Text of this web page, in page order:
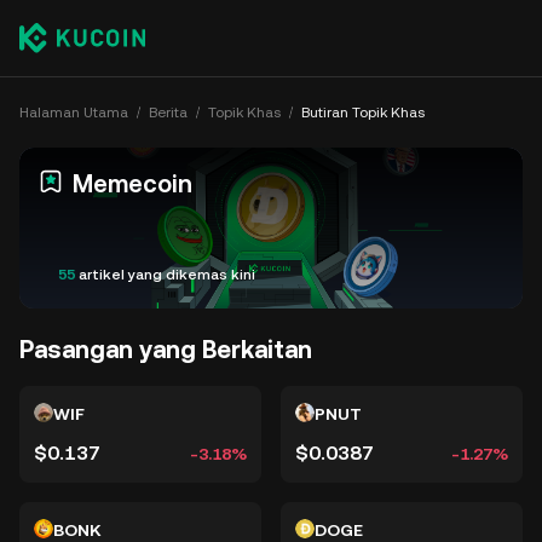
Halaman Utama Berita Topik Khas Butiran Topik Khas
Memecoin
55 artikel yang dikemas kini
Pasangan yang Berkaitan
WIF
$0.137 -3.18%
PNUT
$0.0387 -1.27%
BONK DOGE